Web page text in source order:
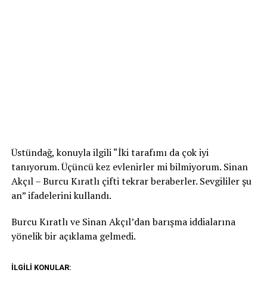
Üstündağ, konuyla ilgili “İki tarafımı da çok iyi
tanıyorum. Üçüncü kez evlenirler mi bilmiyorum. Sinan
Akçıl – Burcu Kıratlı çifti tekrar beraberler. Sevgililer şu
an” ifadelerini kullandı.
Burcu Kıratlı ve Sinan Akçıl’dan barışma iddialarına
yönelik bir açıklama gelmedi.
İLGILI KONULAR: